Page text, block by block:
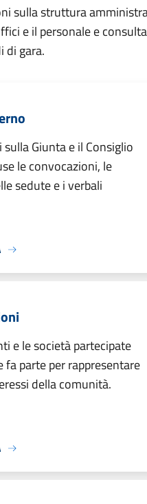
sulla struttura
e il personale e
di gara.
Giunta e il Consiglio
le convocazioni, le
sedute e i verbali
e le società partecipate
fa parte per rappresentare
della comunità.